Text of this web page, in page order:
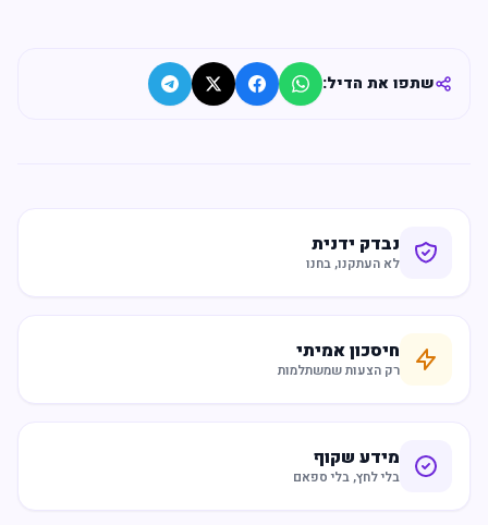
שתפו את הדיל:
נבדק ידנית
לא העתקנו, בחנו
חיסכון אמיתי
רק הצעות שמשתלמות
מידע שקוף
בלי לחץ, בלי ספאם